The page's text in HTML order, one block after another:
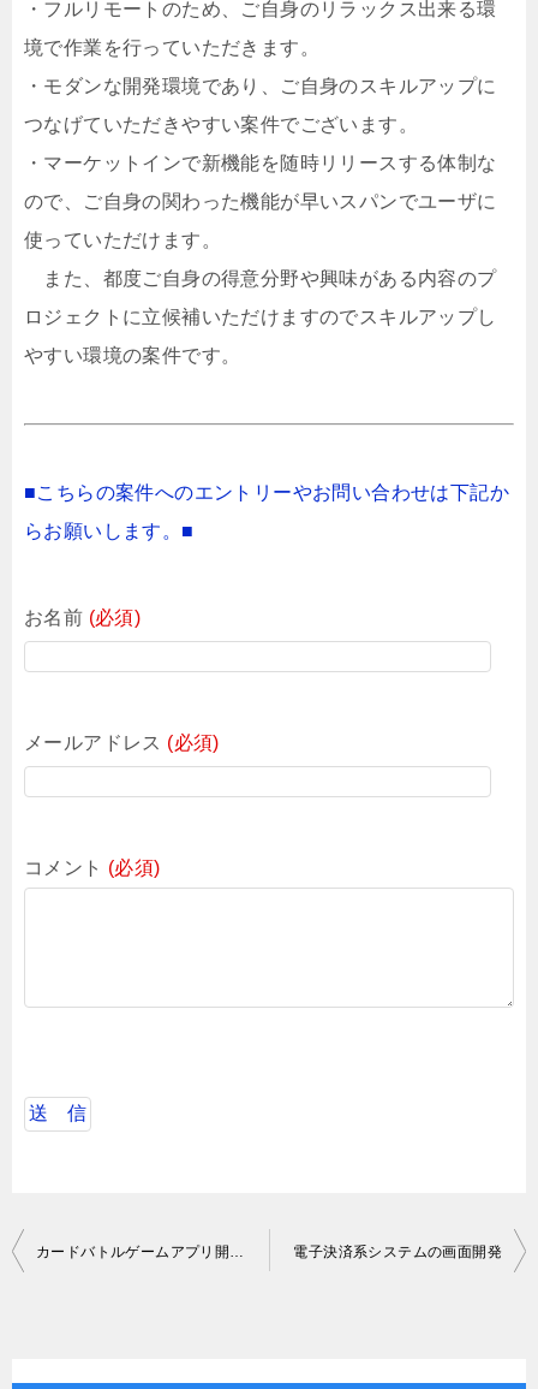
・フルリモートのため、ご自身のリラックス出来る環
境で作業を行っていただきます。
・モダンな開発環境であり、ご自身のスキルアップに
つなげていただきやすい案件でございます。
・マーケットインで新機能を随時リリースする体制な
ので、ご自身の関わった機能が早いスパンでユーザに
使っていただけます。
また、都度ご自身の得意分野や興味がある内容のプ
ロジェクトに立候補いただけますのでスキルアップし
やすい環境の案件です。
■こちらの案件へのエントリーやお問い合わせは下記か
らお願いします。■
お名前 (必須)
メールアドレス (必須)
コメント (必須)
投
カードバトルゲームアプリ開発案件 電子決済系システムの画面開発